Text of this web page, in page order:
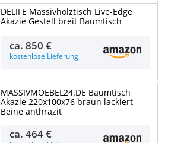
DELIFE Massivholztisch Live-Edge
Akazie Gestell breit Baumtisch
ca.850 €
kostenlose Lieferung
MASSIVMOEBEL24.DE Baumtisch
Akazie 220x100x76 braun lackiert
Beine anthrazit
ca.464 €